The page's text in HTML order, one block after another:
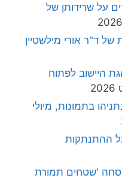
על שרידותן של
של ד"ר אורי מילשטיין
היישוב לפתוח
בתמונות, מיולי
ההתנתקות
'שטחים תמורת